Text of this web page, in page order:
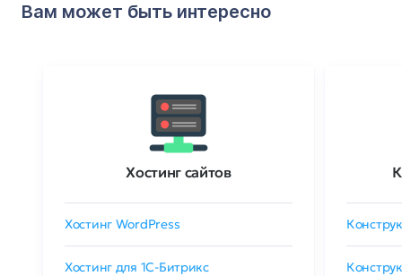
Вам может быть интересно
Хостинг сайтов
Хостинг WordPress
Хостинг для 1C-Битрикс